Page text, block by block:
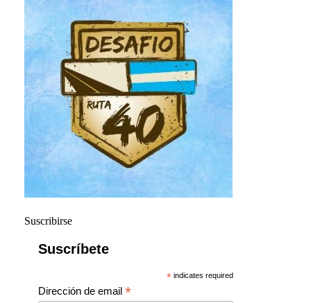
Suscribirse
Suscríbete
* indicates required
Dirección de email *